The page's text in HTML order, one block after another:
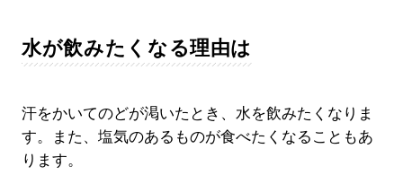
水が飲みたくなる理由は
汗をかいてのどが渇いたとき、水を飲みたくなりま
す。また、塩気のあるものが食べたくなることもあ
ります。